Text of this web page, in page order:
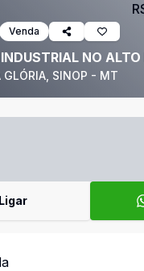
Venda
NO
GLÓRIA, SINOP - MT
Ligar